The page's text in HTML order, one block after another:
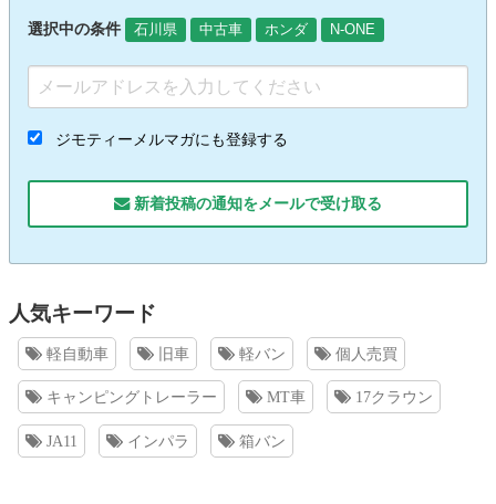
選択中の条件 石川県 中古車 ホンダ N-ONE
ジモティーメルマガにも登録する
新着投稿の通知をメールで受け取る
人気キーワード
軽自動車 旧車 軽バン 個人売買
キャンピングトレーラー MT車 17クラウン
JA11 インパラ 箱バン